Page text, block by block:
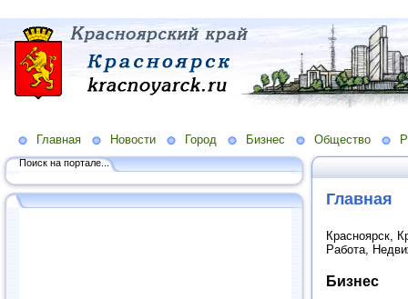
Главная Новости Город Бизнес Общество
Поиск на портале...
Главная
Красноярск,
Работа,
Бизнес